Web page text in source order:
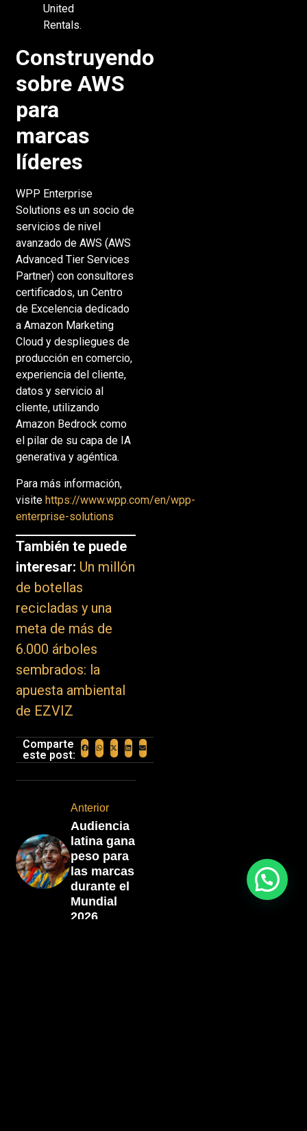
United
Rentals.
Construyendo
sobre AWS
para
marcas
líderes
WPP Enterprise
Solutions es un socio de
servicios de nivel
avanzado de AWS (AWS
Advanced Tier Services
Partner) con consultores
certificados, un Centro
de Excelencia dedicado
a Amazon Marketing
Cloud y despliegues de
producción en comercio,
experiencia del cliente,
datos y servicio al
cliente, utilizando
Amazon Bedrock como
el pilar de su capa de IA
generativa y agéntica.
Para más información,
visite https://www.wpp.com/en/wpp-
enterprise-solutions
También te puede
interesar: Un millón
de botellas
recicladas y una
meta de más de
6.000 árboles
sembrados: la
apuesta ambiental
de EZVIZ
Comparte
este post:
Anterior
Audiencia
latina gana
peso para
las marcas
durante el
Mundial
2026